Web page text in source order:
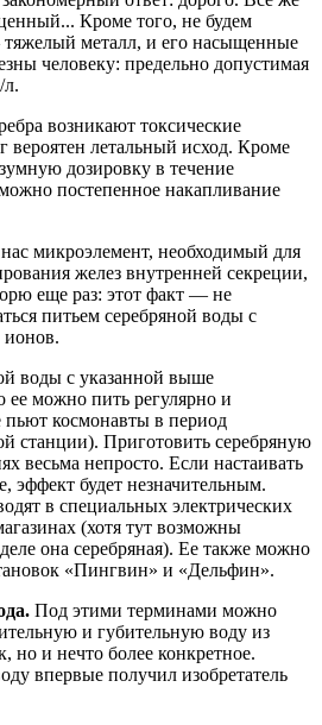
Кроме того, не будем
тяжелый металл, и его насыщенные
человеку: предельно допустимая
возникают токси­ческие
вероятен леталь­ный исход. Кроме
дозировку в течение
постепенное накапливание
микроэлемент, не­обходимый для
желез внутренней секреции,
еще раз: этот факт — не
питьем серебряной воды с
ионов.
воды с указанной выше
ее можно пить регу­лярно и
пьют космонавты в период
станции). При­готовить серебряную
весьма непросто. Если настаивать
эффект будет незначительным.
в специальных электри­ческих
(хотя тут возможны
она сереб­ряная). Ее также можно
«Пингвин» и «Дельфин».
Под этими термина­ми можно
и гу­бительную воду из
но и нечто более конкретное.
впервые получил изобретатель